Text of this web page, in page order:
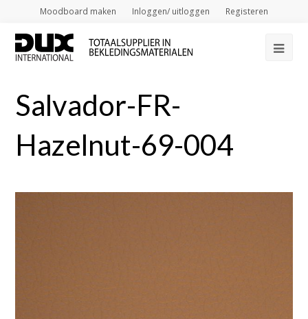
Moodboard maken Inloggen/ uitloggen Registeren
Salvador-FR-
Hazelnut-69-004